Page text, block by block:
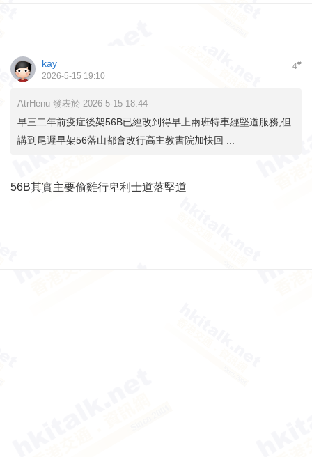
4#
kay
2026-5-15 19:10
AtrHenu 發表於 2026-5-15 18:44
早三二年前疫症後架56B已經改到得早上兩班特車經堅道服務,但
講到尾遲早架56落山都會改行高主教書院加快回 ...
56B其實主要偷雞行卑利士道落堅道